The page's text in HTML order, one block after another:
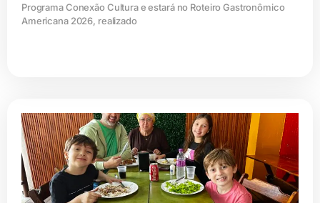
Programa Conexão Cultura e estará no Roteiro Gastronômico
Americana 2026, realizado